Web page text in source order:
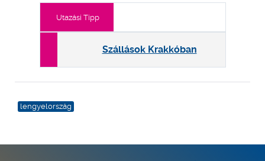
Utazási Tipp
Szállások Krakkóban
lengyelország